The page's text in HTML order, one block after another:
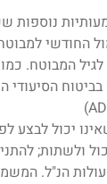
שקל, בהתאם
הסיעודי
יכול
הנ"ל.